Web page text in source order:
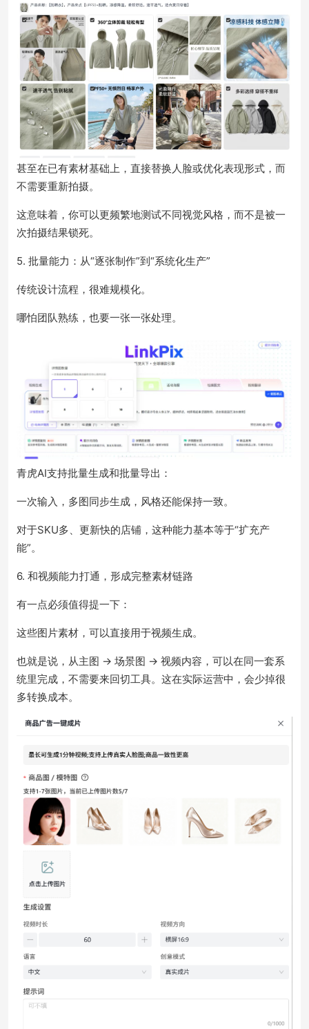
甚至在已有素材基础上，直接替换人脸或优化表现形式，而
不需要重新拍摄。
这意味着，你可以更频繁地测试不同视觉风格，而不是被一
次拍摄结果锁死。
5. 批量能力：从“逐张制作”到“系统化生产”
传统设计流程，很难规模化。
哪怕团队熟练，也要一张一张处理。
青虎AI支持批量生成和批量导出：
一次输入，多图同步生成，风格还能保持一致。
对于SKU多、更新快的店铺，这种能力基本等于“扩充产
能”。
6. 和视频能力打通，形成完整素材链路
有一点必须值得提一下：
这些图片素材，可以直接用于视频生成。
也就是说，从主图 → 场景图 → 视频内容，可以在同一套系
统里完成，不需要来回切工具。这在实际运营中，会少掉很
多转换成本。